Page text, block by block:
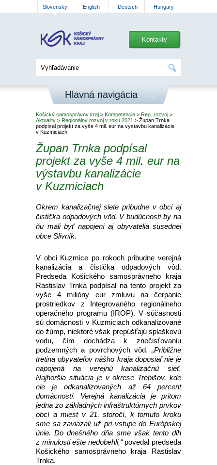
Slovensky English Deutsch Hungary
Kontakty
Hlavná navigácia
Košický samosprávny kraj > Kompetencie > Reg. rozvoj >
Aktuality > Regionálny rozvoj v roku 2021 > Župan Trnka
podpísal projekt za vyše 4 mil. eur na výstavbu kanalizácie
v Kuzmiciach
Župan Trnka podpísal
projekt za vyše 4 mil. eur na
výstavbu kanalizácie
v Kuzmiciach
Okrem kanalizačnej siete pribudne v obci aj
čistička odpadových vôd. V budúcnosti by na
ňu mali byť napojení aj obyvatelia susednej
obce Slivník.
V obci Kuzmice po rokoch pribudne verejná
kanalizácia a čistička odpadových vôd.
Predseda Košického samosprávneho kraja
Rastislav Trnka podpísal na tento projekt za
vyše 4 milióny eur zmluvu na čerpanie
prostriedkov z Integrovaného regionálneho
operačného programu (IROP). V súčasnosti
sú domácnosti v Kuzmiciach odkanalizované
do žúmp, niektoré však prepúšťajú splaškovú
vodu, čím dochádza k znečisťovaniu
podzemných a povrchových vôd. „Približne
tretina obyvateľov nášho kraja doposiaľ nie je
napojená na verejnú kanalizačnú sieť.
Najhoršia situácia je v okrese Trebišov, kde
nie je odkanalizovaných až 64 percent
domácností. Verejná kanalizácia je pritom
jedna zo základných infraštruktúrnych prvkov
obcí a miest v 21. storočí, k tomuto kroku
sme sa zaviazali už pri vstupe do Európskej
únie. Do dnešného dňa sme však tento dlh
z minulosti ešte nedobehli,“povedal predseda
Košického samosprávneho kraja Rastislav
Trnka.